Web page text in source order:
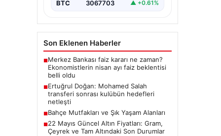
BTC 3067703 ▲ +0.61%
Son Eklenen Haberler
■Merkez Bankası faiz kararı ne zaman?
Ekonomistlerin nisan ayı faiz beklentisi
belli oldu
■Ertuğrul Doğan: Mohamed Salah
transferi sonrası kulübün hedefleri
netleşti
■Bahçe Mutfakları ve Şık Yaşam Alanları
■22 Mayıs Güncel Altın Fiyatları: Gram,
Çeyrek ve Tam Altındaki Son Durumlar